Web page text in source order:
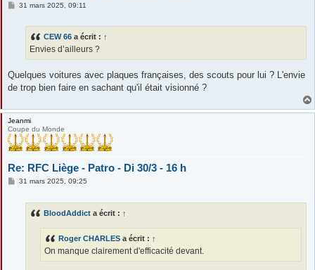
M31 mars 2025, 09:11
CEW 66 a écrit : ↑
Envies d’ailleurs ?
Quelques voitures avec plaques françaises, des scouts pour lui ? L'envie
de trop bien faire en sachant qu'il était visionné ?
Jeanmi
Coupe du Monde
Re: RFC Liège - Patro - Di 30/3 - 16 h
M31 mars 2025, 09:25
BloodAddict a écrit : ↑
Roger CHARLES a écrit : ↑
On manque clairement d'efficacité devant.